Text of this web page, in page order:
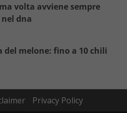
volta avviene sempre
dna
del melone: fino a 10 chili
Privacy Policy